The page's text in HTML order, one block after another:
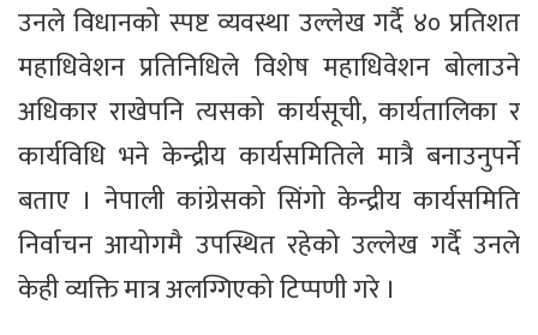
उनले विधानको स्पष्ट व्यवस्था उल्लेख गर्दै ४० प्रतिशत
महाधिवेशन प्रतिनिधिले विशेष महाधिवेशन बोलाउने
अधिकार राखेपनि त्यसको कार्यसूची, कार्यतालिका र
कार्यविधि भने केन्द्रीय कार्यसमितिले मात्रै बनाउनुपर्ने
बताए । नेपाली कांग्रेसको सिंगो केन्द्रीय कार्यसमिति
निर्वाचन आयोगमै उपस्थित रहेको उल्लेख गर्दै उनले
केही व्यक्ति मात्र अलग्गिएको टिप्पणी गरे ।